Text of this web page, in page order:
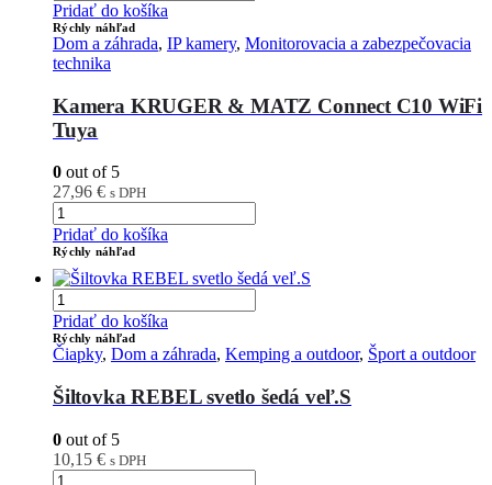
Pridať do košíka
Rýchly náhľad
Dom a záhrada, IP kamery, Monitorovacia a zabezpečovacia
technika
Kamera KRUGER & MATZ Connect C10 WiFi
Tuya
0 out of 5
27,96 € s DPH
Pridať do košíka
Rýchly náhľad
Pridať do košíka
Rýchly náhľad
Čiapky, Dom a záhrada, Kemping a outdoor, Šport a outdoor
Šiltovka REBEL svetlo šedá veľ.S
0 out of 5
10,15 € s DPH